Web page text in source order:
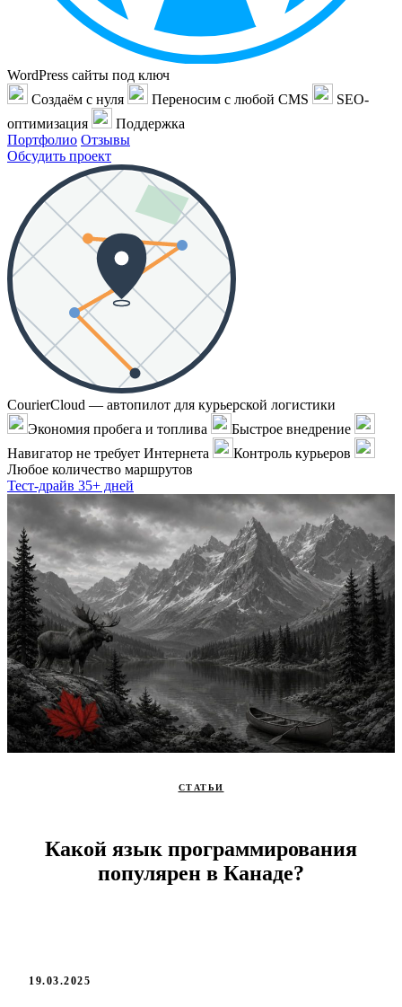
WordPress сайты под ключ
Создаём с нуля
Переносим с любой CMS
SEO-
оптимизация
Поддержка
Портфолио Отзывы
Обсудить проект
CourierCloud — автопилот для курьерской логистики
Экономия пробега и топлива
Быстрое внедрение
Навигатор не требует Интернета
Контроль курьеров
Любое количество маршрутов
Тест-драйв 35+ дней
СТАТЬИ
Какой язык программирования
популярен в Канаде?
19.03.2025